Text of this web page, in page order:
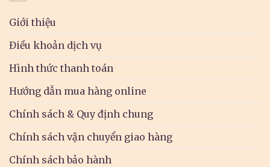
Giới thiệu
Điều khoản dịch vụ
Hình thức thanh toán
Hướng dẫn mua hàng online
Chính sách & Quy định chung
Chính sách vận chuyển giao hàng
Chính sách bảo hành